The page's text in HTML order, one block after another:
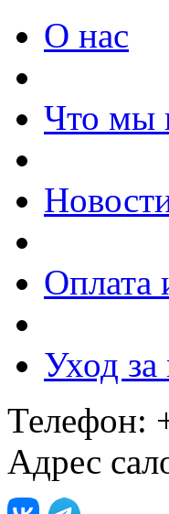
О нас
Что мы
Оплата
Уход
Телефон:
Адрес